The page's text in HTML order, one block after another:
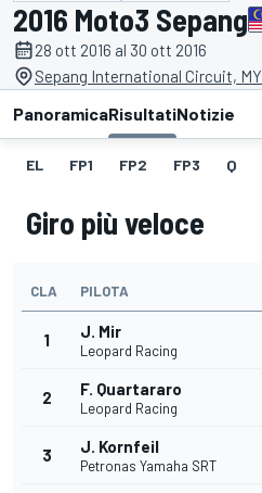
2016 Moto3 Sepang
28 ott 2016 al 30 ott 2016
Sepang International Circuit, MY
PanoramicaRisultatiNotizie
EL FP1 FP2 FP3 Q
Giro più veloce
CLA PILOTA
1 J. Mir
Leopard Racing
2 F. Quartararo
Leopard Racing
3 J. Kornfeil
Petronas Yamaha SRT